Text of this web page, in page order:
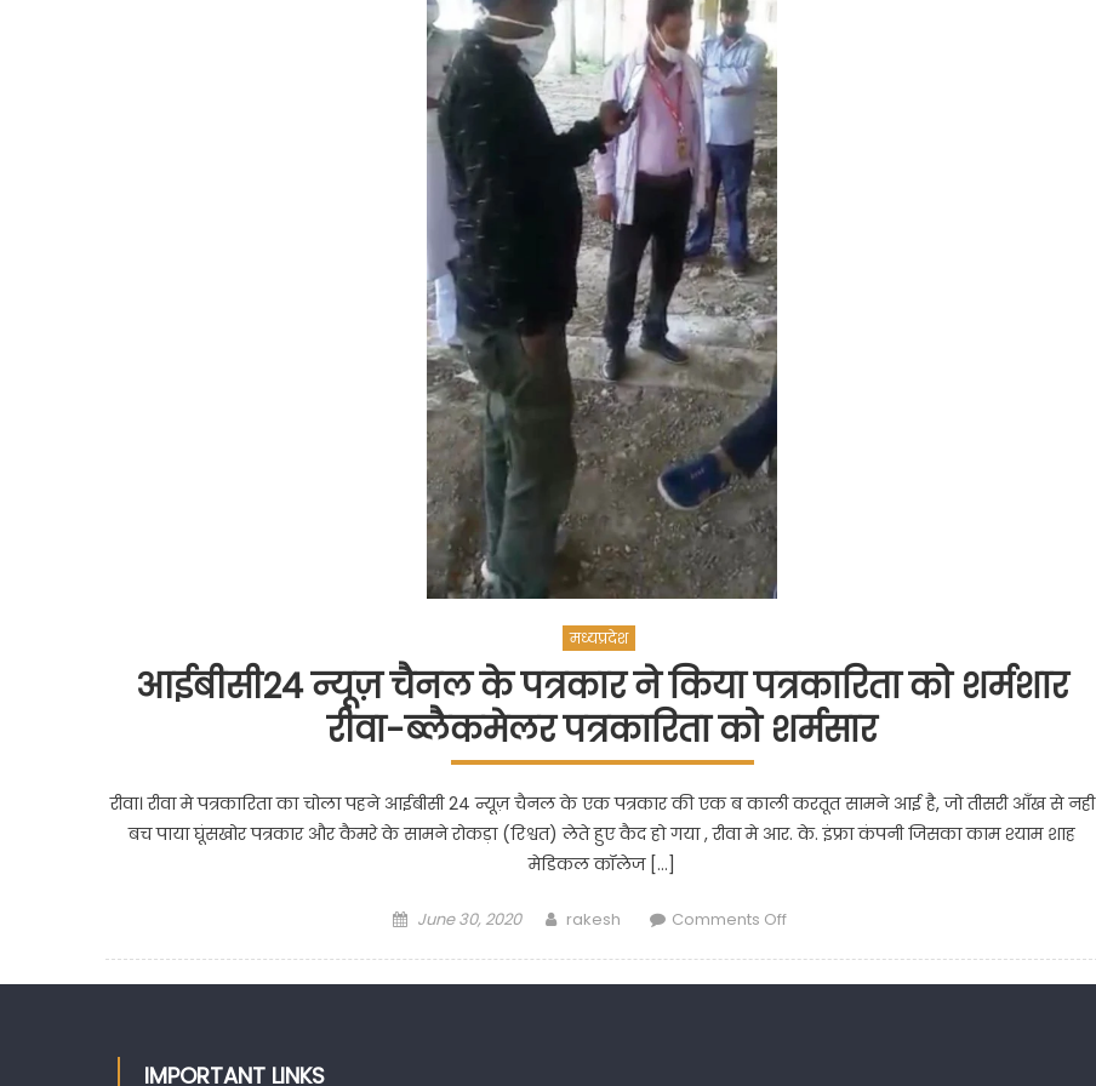
मध्यप्रदेश
आईबीसी24 न्यूज़ चैनल के पत्रकार ने किया पत्रकारिता को शर्मशार
रीवा-ब्लैकमेलर पत्रकारिता को शर्मसार
रीवा। रीवा मे पत्रकारिता का चोला पहने आईबीसी 24 न्यूज़ चैनल के एक पत्रकार की एक ब काली करतूत सामने आई है, जो तीसरी आँख से नही
बच पाया घूंसखोर पत्रकार और कैमरे के सामने रोकड़ा (रिश्वत) लेते हुए कैद हो गया , रीवा मे आर. के. इंफ्रा कंपनी जिसका काम श्याम शाह
मेडिकल कॉलेज […]
Posted
June 30, 2020 Author
rakesh Comments Offon
IMPORTANT LINKS